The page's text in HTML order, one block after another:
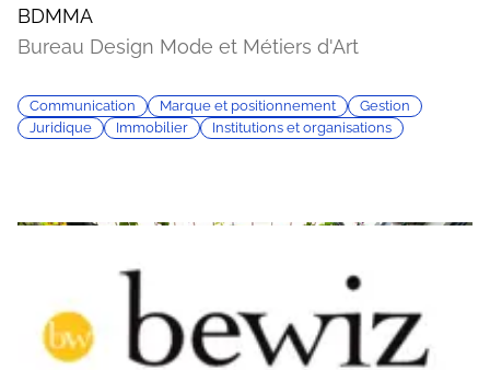
BDMMA
Bureau Design Mode et Métiers d'Art
Communication Marque et positionnement
Gestion
Juridique
Immobilier Institutions et organisations